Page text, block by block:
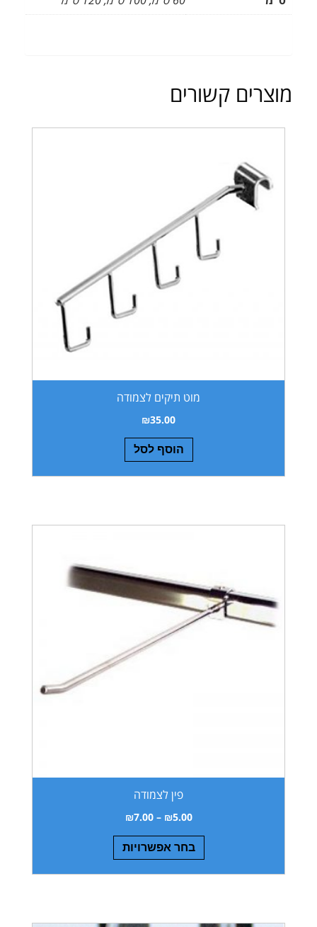
מוצרים קשורים
מוט תיקים לצמודה
₪35.00
הוסף לסל
פין לצמודה
₪5.00
–
₪7.00
בחר אפשרויות